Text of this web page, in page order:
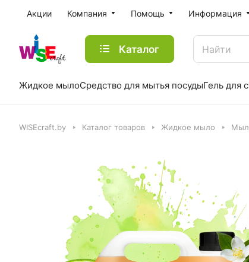
Акции Компания Помощь Информация
Каталог
Жидкое мылоСредство для мытья посудыГель для
WISEcraft.by Каталог товаров Жидкое мыло